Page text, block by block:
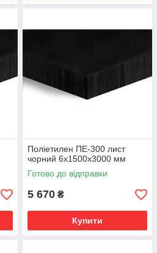
Поліетилен ПЕ-300 лист
чорний 6х1500х3000 мм
Готово до відправки
5 670 ₴
Купити